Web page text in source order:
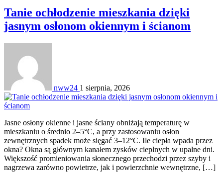
Tanie ochłodzenie mieszkania dzięki
jasnym osłonom okiennym i ścianom
nww24 1 sierpnia, 2026
Jasne osłony okienne i jasne ściany obniżają temperaturę w
mieszkaniu o średnio 2–5°C, a przy zastosowaniu osłon
zewnętrznych spadek może sięgać 3–12°C. Ile ciepła wpada przez
okna? Okna są głównym kanałem zysków cieplnych w upalne dni.
Większość promieniowania słonecznego przechodzi przez szyby i
nagrzewa zarówno powietrze, jak i powierzchnie wewnętrzne, […]